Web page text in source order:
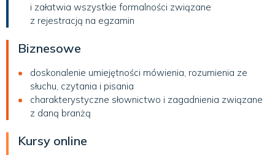
i załatwia wszystkie formalności związane
z rejestracją na egzamin
Biznesowe
doskonalenie umiejętności mówienia, rozumienia ze
słuchu, czytania i pisania
charakterystyczne słownictwo i zagadnienia związane
z daną branżą
Kursy online